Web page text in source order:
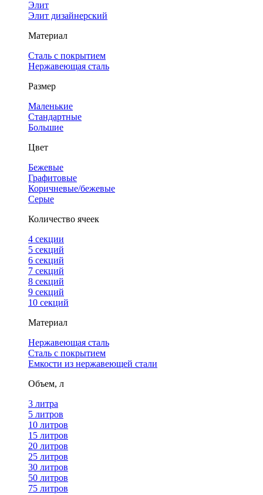
Элит
Элит дизайнерский
Материал
Сталь с покрытием
Нержавеющая сталь
Размер
Маленькие
Стандартные
Большие
Цвет
Бежевые
Графитовые
Коричневые/бежевые
Серые
Количество ячеек
4 cекции
5 секций
6 секций
7 секций
8 секций
9 секций
10 секций
Материал
Нержавеющая сталь
Сталь с покрытием
Емкости из нержавеющей стали
Объем, л
3 литра
5 литров
10 литров
15 литров
20 литров
25 литров
30 литров
50 литров
75 литров